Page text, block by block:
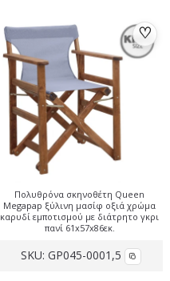
♡
SKU: GP045-0001,5
Πολυθρόνα σκηνοθέτη Queen
Megapap ξύλινη μασίφ οξιά χρώμα
καρυδί εμποτισμού με διάτρητο γκρι
πανί 61x57x86εκ.